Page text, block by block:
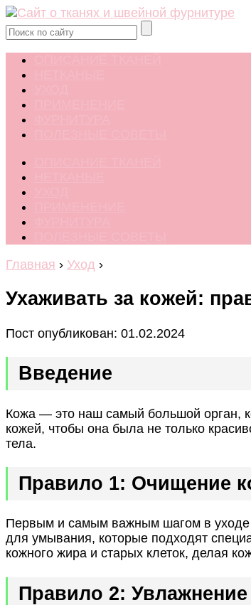
Главная › Уход ›
Ухаживать за кожей:
Пост опубликован: 01.02.2024
Введение
Кожа — это наш самый большой орган,
кожей, чтобы она была не только
тела.
Правило 1: Очищение
Первым и самым важным шагом в уходе
для умывания, которые подходят
кожного жира и старых клеток, делая
Правило 2: